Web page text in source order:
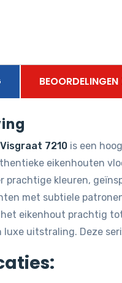
7210 is een
eikenhouten
prachtige kleuren,
met subtiele
eikenhout prachtig
luxe uitstraling. Deze